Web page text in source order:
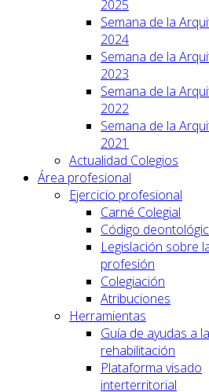
2025
Semana de la
2024
Semana de la
2023
Semana de la
2022
Semana de la
2021
Actualidad Colegios
Área profesional
Ejercicio profesional
Carné Colegial
Código
Legislación sobre
profesión
Colegiación
Atribuciones
Herramientas
Guía de ayudas a la
rehabilitación
Plataforma visado
interterritorial